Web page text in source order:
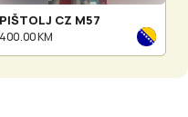
PIŠTOLJ CZ M57
400.00 KM